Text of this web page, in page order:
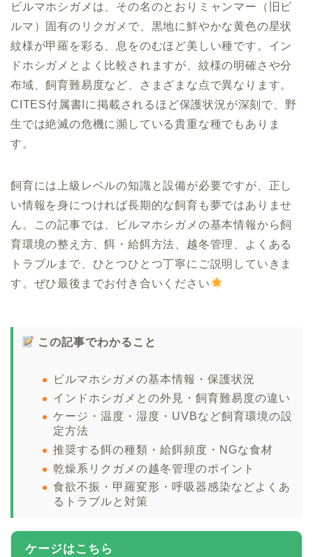
ビルマホシガメは、その名のとおりミャンマー（旧ビ
ルマ）固有のリクガメで、黒地に鮮やかな黄色の星状
紋様が甲羅を彩る、息をのむほど美しい種です。イン
ドホシガメとよく比較されますが、紋様の明確さや分
布域、飼育難易度など、さまざまな点で異なります。
CITES付属書Iに掲載されるほど保護状況が深刻で、野
生では絶滅の危機に瀕している貴重な種でもありま
す。
飼育には上級レベルの知識と設備が必要ですが、正し
い情報を身につければ長期的な飼育も夢ではありませ
ん。この記事では、ビルマホシガメの基本情報から飼
育環境の整え方、餌・給餌方法、越冬管理、よくある
トラブルまで、ひとつひとつ丁寧にご説明していきま
す。ぜひ最後までお付き合いください
この記事でわかること
ビルマホシガメの基本情報・保護状況
インドホシガメとの外見・飼育難易度の違い
ケージ・温度・湿度・UVBなど飼育環境の設
定方法
推奨する餌の種類・給餌頻度・NGな食材
乾燥系リクガメの越冬管理のポイント
食欲不振・甲羅変形・呼吸器感染などよくあ
るトラブルと対策
ケージはこちら